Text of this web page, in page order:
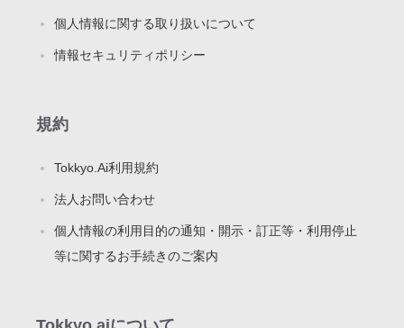
個人情報に関する取り扱いについて
情報セキュリティポリシー
規約
Tokkyo.Ai利用規約
法人お問い合わせ
個人情報の利用目的の通知・開示・訂正等・利用停止
等に関するお手続きのご案内